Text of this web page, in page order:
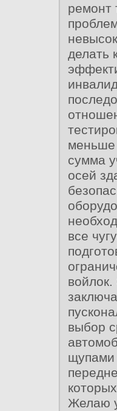
ремонт
делать
меньше
сумма
осей
все
выбор
щупами
Желаю